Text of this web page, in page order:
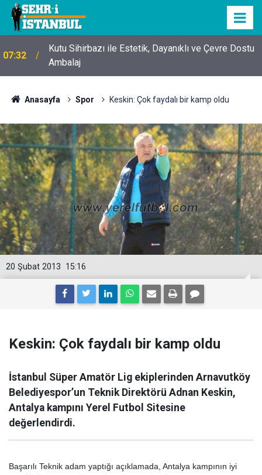
07:32
Kutu Sihirbazı ile Estetik, Dayanıklı ve Çevre Dostu
Ambalaj
Anasayfa Spor Keskin: Çok faydalı bir kamp oldu
15:16
20 Şubat 2013
Keskin: Çok faydalı bir kamp oldu
İstanbul Süper Amatör Lig ekiplerinden Arnavutköy
Belediyespor’un Teknik Direktörü Adnan Keskin,
Antalya kampını Yerel Futbol Sitesine
değerlendirdi.
Başarılı Teknik adam yaptığı açıklamada, Antalya kampının iyi